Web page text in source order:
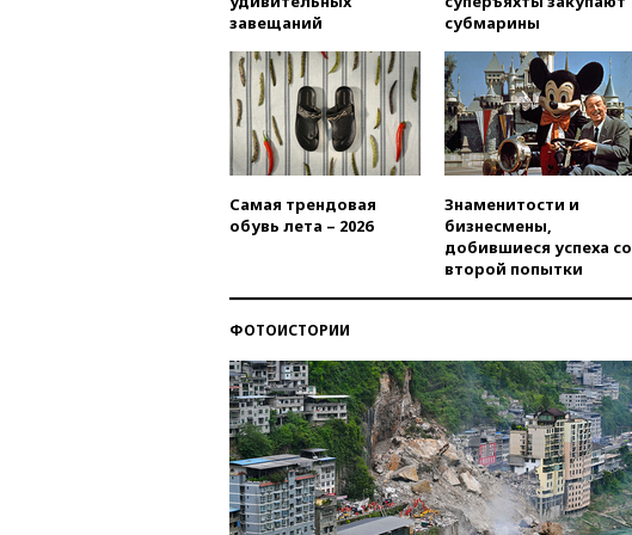
завещаний
субмарины
Самая трендовая
обувь лета – 2026
Знаменитости и
бизнесмены,
добившиеся успеха со
второй попытки
ФОТОИСТОРИИ